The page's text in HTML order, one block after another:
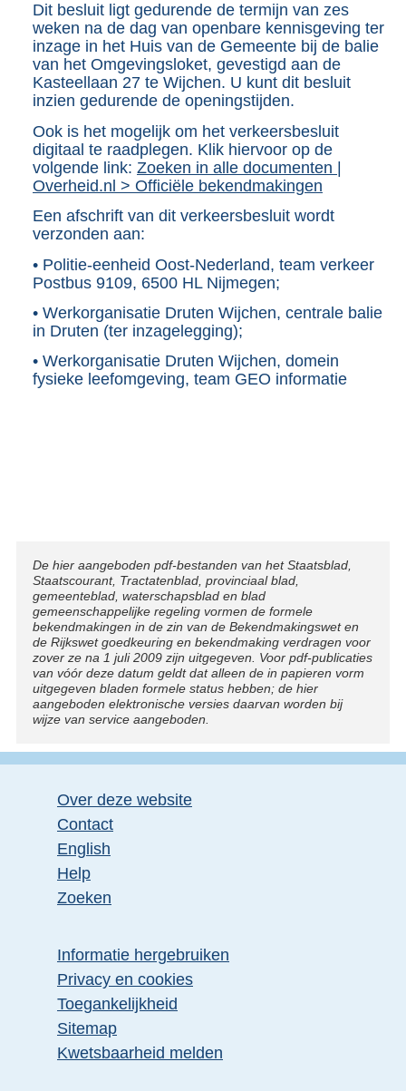
Dit besluit ligt gedurende de termijn van zes
weken na de dag van openbare kennisgeving ter
inzage in het Huis van de Gemeente bij de balie
van het Omgevingsloket, gevestigd aan de
Kasteellaan 27 te Wijchen. U kunt dit besluit
inzien gedurende de openingstijden.
Ook is het mogelijk om het verkeersbesluit
digitaal te raadplegen. Klik hiervoor op de
volgende link: Zoeken in alle documenten |
Overheid.nl > Officiële bekendmakingen
Een afschrift van dit verkeersbesluit wordt
verzonden aan:
• Politie-eenheid Oost-Nederland, team verkeer
Postbus 9109, 6500 HL Nijmegen;
• Werkorganisatie Druten Wijchen, centrale balie
in Druten (ter inzagelegging);
• Werkorganisatie Druten Wijchen, domein
fysieke leefomgeving, team GEO informatie
Disclaimer
De hier aangeboden pdf-bestanden van het Staatsblad,
Staatscourant, Tractatenblad, provinciaal blad,
gemeenteblad, waterschapsblad en blad
gemeenschappelijke regeling vormen de formele
bekendmakingen in de zin van de Bekendmakingswet en
de Rijkswet goedkeuring en bekendmaking verdragen voor
zover ze na 1 juli 2009 zijn uitgegeven. Voor pdf-publicaties
van vóór deze datum geldt dat alleen de in papieren vorm
uitgegeven bladen formele status hebben; de hier
aangeboden elektronische versies daarvan worden bij
wijze van service aangeboden.
Over deze website
Contact
English
Help
Zoeken
Informatie hergebruiken
Privacy en cookies
Toegankelijkheid
Sitemap
E
Kwetsbaarheid melden